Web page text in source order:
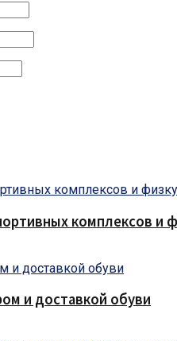
комплексов и
и доставкой обуви